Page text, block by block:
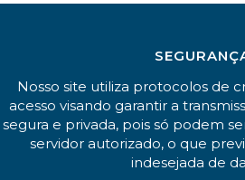
Nosso site utiliza protocolos de
acesso visando garantir a
segura e privada, pois só podem
servidor autorizado, o que
indesejada de